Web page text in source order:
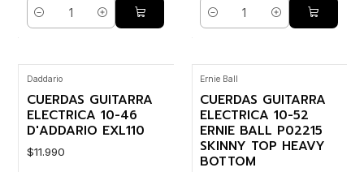
Cantidad Cantidad
Daddario
CUERDAS GUITARRA
ELECTRICA 10-46
D'ADDARIO EXL110
$11.990
Ernie Ball
CUERDAS GUITARRA
ELECTRICA 10-52
ERNIE BALL P02215
SKINNY TOP HEAVY
BOTTOM